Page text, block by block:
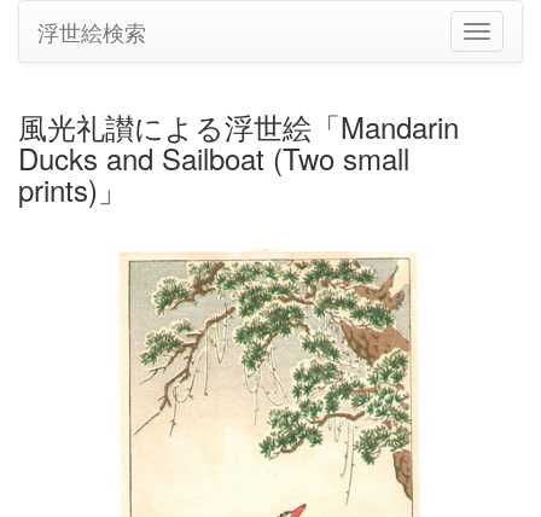
ナ
ビ
浮世絵検索
風光礼讃による浮世絵「Mandarin
Ducks and Sailboat (Two small
prints)」